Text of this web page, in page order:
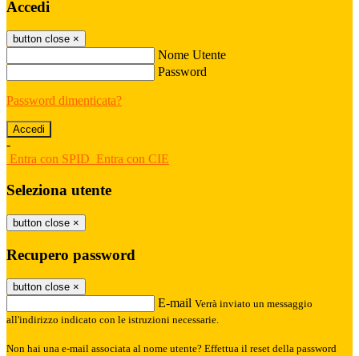
Accedi
button close ×
Nome Utente
Password
Password dimenticata?
-
Entra con SPID Entra con CIE
Seleziona utente
button close ×
Recupero password
button close ×
E-mail Verrà inviato un messaggio
all'indirizzo indicato con le istruzioni necessarie.
Non hai una e-mail associata al nome utente? Effettua il reset della password